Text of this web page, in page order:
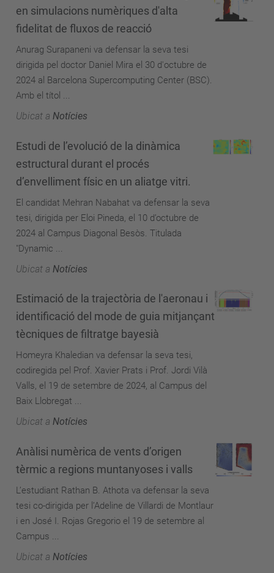
en simulacions numèriques d'alta
fidelitat de fluxos de reacció
Anurag Surapaneni va defensar la seva tesi
dirigida pel doctor Daniel Mira el 30 d'octubre de
2024 al Barcelona Supercomputing Center (BSC).
Amb el títol ...
Ubicat a Notícies
Estudi de l’evolució de la dinàmica
estructural durant el procés
d’envelliment físic en un aliatge vitri.
El candidat Mehran Nabahat va defensar la seva
tesi, dirigida per Eloi Pineda, el 10 d’octubre de
2024 al Campus Diagonal Besòs. Titulada
"Dynamic ...
Ubicat a Notícies
Estimació de la trajectòria de l'aeronau i
identificació del mode de guia mitjançant
tècniques de filtratge bayesià
Homeyra Khaledian va defensar la seva tesi,
codiregida pel Prof. Xavier Prats i Prof. Jordi Vilà
Valls, el 19 de setembre de 2024, al Campus del
Baix Llobregat ...
Ubicat a Notícies
Anàlisi numèrica de vents d’origen
tèrmic a regions muntanyoses i valls
L’estudiant Rathan B. Athota va defensar la seva
tesi co-dirigida per l’Adeline de Villardi de Montlaur
i en José I. Rojas Gregorio el 19 de setembre al
Campus ...
Ubicat a Notícies